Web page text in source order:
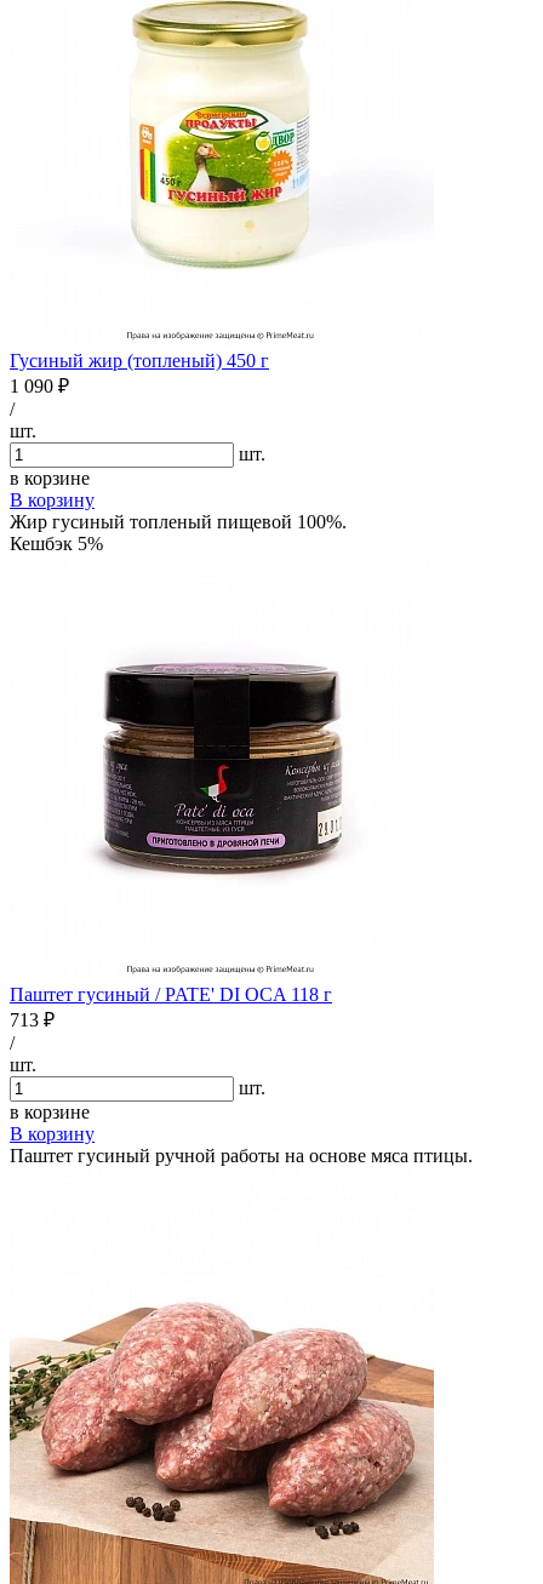
Гусиный жир (топленый) 450 г
1 090 ₽
/
шт.
шт.
в корзине
В корзину
Жир гусиный топленый пищевой 100%.
Кешбэк 5%
Паштет гусиный / PATE' DI OCA 118 г
713 ₽
/
шт.
шт.
в корзине
В корзину
Паштет гусиный ручной работы на основе мяса птицы.